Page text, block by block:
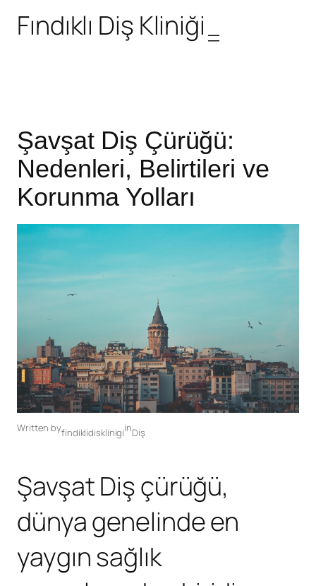
Fındıklı Diş Kliniği
Şavşat Diş Çürüğü:
Nedenleri, Belirtileri ve
Korunma Yolları
Written byfindiklidisklinigiinDiş
Şavşat Diş çürüğü,
dünya genelinde en
yaygın sağlık